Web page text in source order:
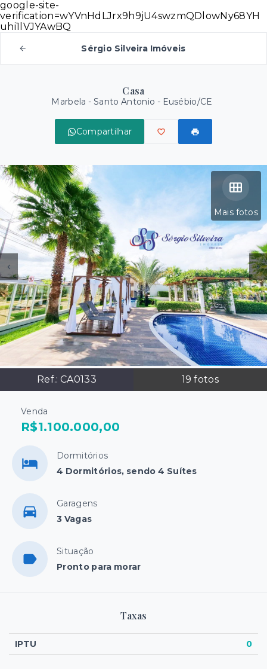
google-site-
verification=wYVnHdLJrx9h9jU4swzmQDlowNy68YH
uhi1lVJYAwBQ
Sérgio Silveira Imóveis
Casa
Marbela - Santo Antonio - Eusébio/CE
Compartilhar
Mais fotos
Ref.:CA0133 19 fotos
Venda
R$1.100.000,00
Dormitórios
4 Dormitórios, sendo 4 Suítes
Garagens
3 Vagas
Situação
Pronto para morar
Taxas
IPTU 0